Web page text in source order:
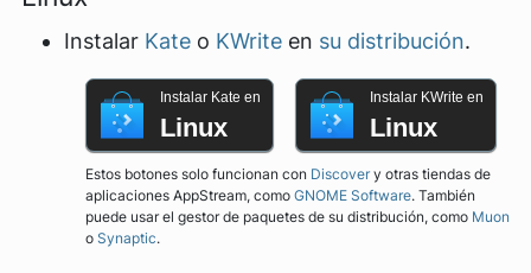
Instalar Kate o KWrite en su distribución.
Instalar Kate en
Linux
Instalar KWrite en
Linux
Estos botones solo funcionan con Discovery otras tiendas de
aplicaciones AppStream, como GNOME Software. También
puede usar el gestor de paquetes de su distribución, como Muon
o Synaptic.